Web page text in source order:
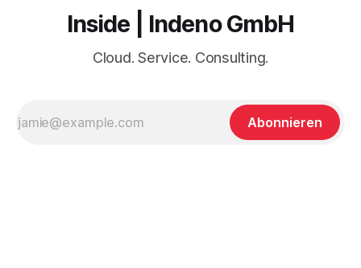
Inside | Indeno GmbH
Cloud. Service. Consulting.
Abonnieren